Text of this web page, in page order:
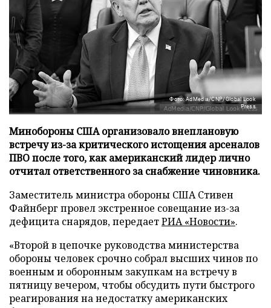
Фото: AdMedia/CNP/Global Look
Press
Минобороны США организовало внеплановую
встречу из-за критического истощения арсеналов
ПВО после того, как американский лидер лично
отчитал ответственного за снабжение чиновника.
Заместитель министра обороны США Стивен
Файнберг провел экстренное совещание из-за
дефицита снарядов, передаетРИА «Новости».
«Второй в цепочке руководства министерства
обороны человек срочно собрал высших чинов по
военным и оборонным закупкам на встречу в
пятницу вечером, чтобы обсудить пути быстрого
реагирования на недостатку американских